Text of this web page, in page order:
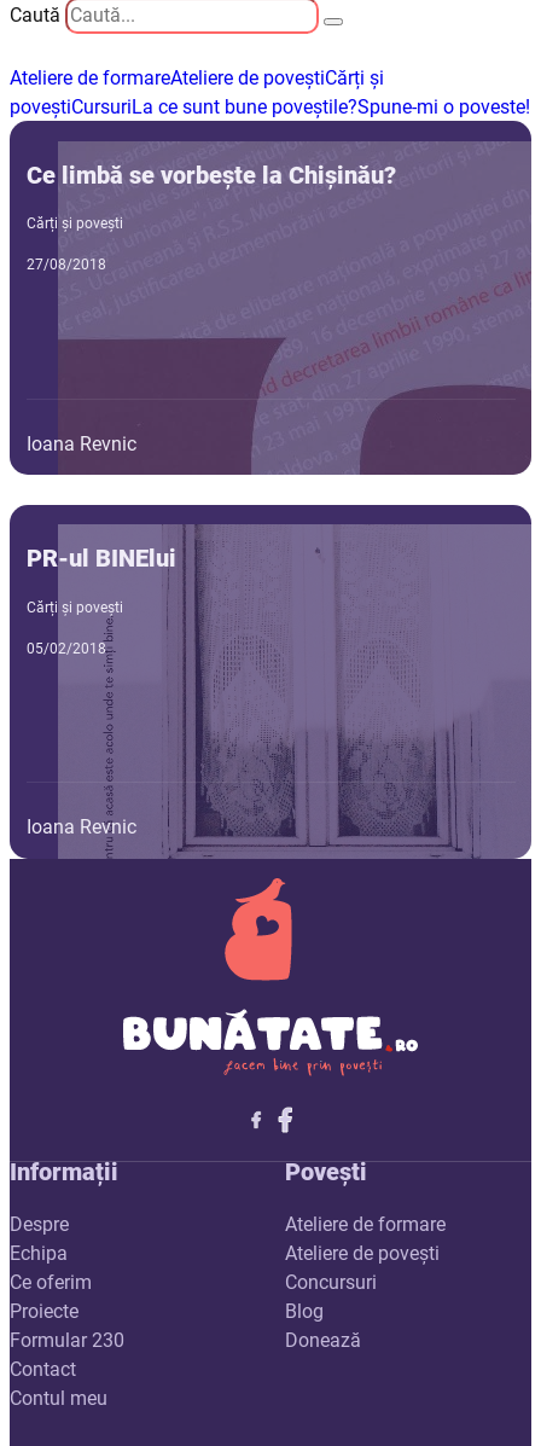
Caută
Ateliere de formareAteliere de poveștiCărți și
poveștiCursuriLa ce sunt bune poveștile?Spune-mi o poveste!
Ce limbă se vorbeşte la Chişinău?
Cărți și povești
27/08/2018
Ioana Revnic
PR-ul BINElui
Cărți și povești
05/02/2018
Ioana Revnic
Follow me on X
Follow me on LinkedIn
Follow me on X
Informații
Despre
Echipa
Ce oferim
Proiecte
Formular 230
Contact
Contul meu
Povești
Ateliere de formare
Ateliere de povești
Concursuri
Blog
Donează